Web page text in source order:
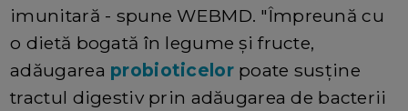
imunitară - spune WEBMD. "Împreună cu
o dietă bogată în legume și fructe,
adăugarea probioticelorpoate susține
tractul digestiv prin adăugarea de bacterii